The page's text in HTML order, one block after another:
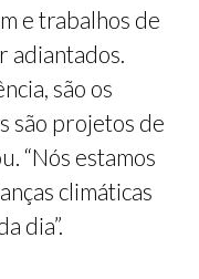
e trabalhos de
adiantados.
são os
são projetos de
“Nós estamos
climáticas
dia”.